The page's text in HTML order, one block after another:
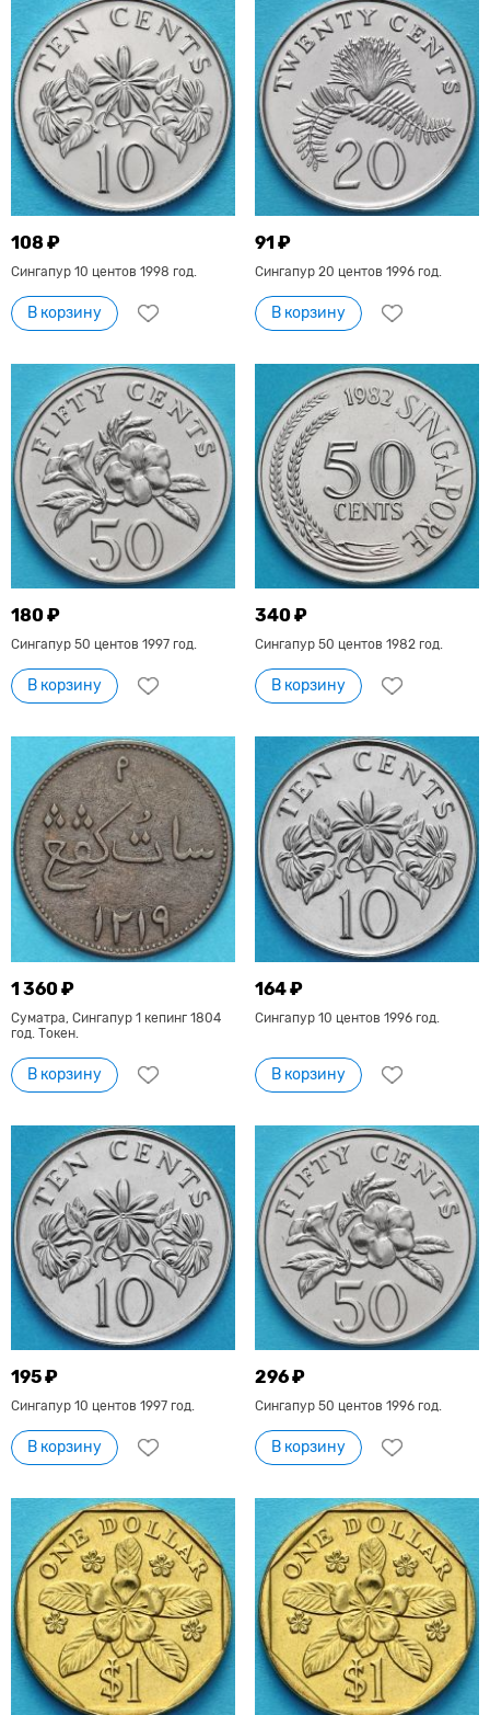
108 ₽
Сингапур 10 центов 1998 год.
В корзину
91 ₽
Сингапур 20 центов 1996 год.
В корзину
180 ₽
Сингапур 50 центов 1997 год.
В корзину
340 ₽
Сингапур 50 центов 1982 год.
В корзину
1 360 ₽
Суматра, Сингапур 1 кепинг 1804
год. Токен.
В корзину
164 ₽
Сингапур 10 центов 1996 год.
В корзину
195 ₽
Сингапур 10 центов 1997 год.
В корзину
296 ₽
Сингапур 50 центов 1996 год.
В корзину